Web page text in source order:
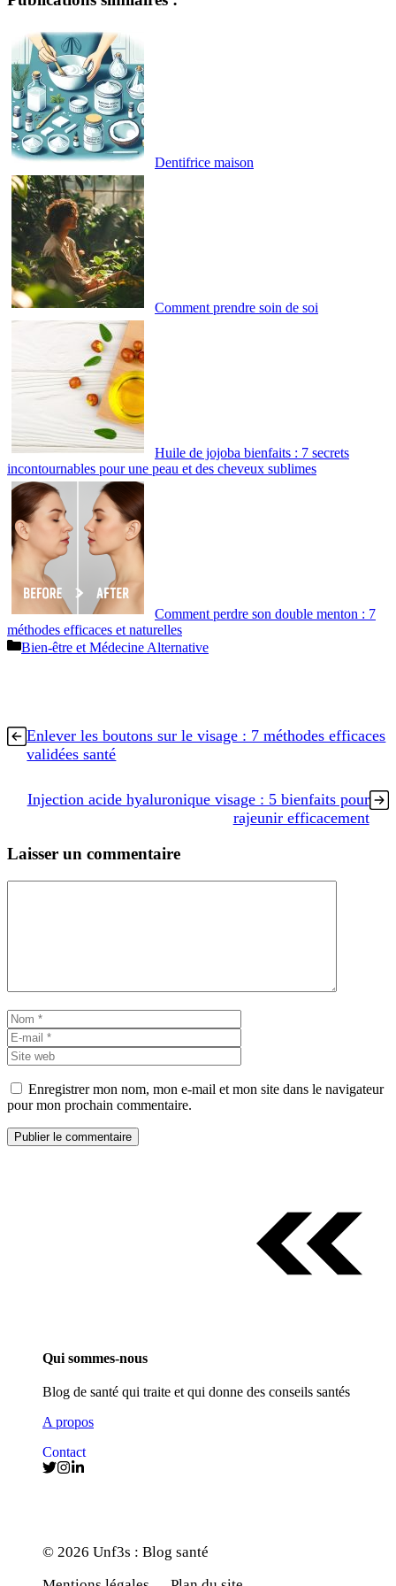
Dentifrice maison
Comment prendre soin de soi
Huile de jojoba bienfaits : 7 secrets
incontournables pour une peau et des cheveux sublimes
Comment perdre son double menton : 7
méthodes efficaces et naturelles
Catégories
Bien-être et Médecine Alternative
Enlever les boutons sur le visage : 7 méthodes efficaces
validées santé
Injection acide hyaluronique visage : 5 bienfaits pour
rajeunir efficacement
Laisser un commentaire
Nom
mail
web
Enregistrer mon nom, mon e-mail et mon site dans le navigateur
pour mon prochain commentaire.
Qui sommes-nous
Blog de santé qui traite et qui donne des conseils santés
A propos
Contact
© 2026 Unf3s : Blog santé